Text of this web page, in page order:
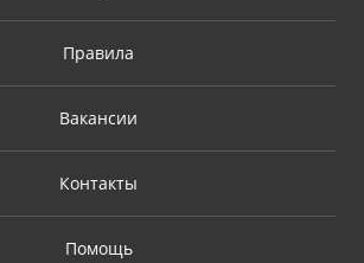
Правила
Вакансии
Контакты
Помощь